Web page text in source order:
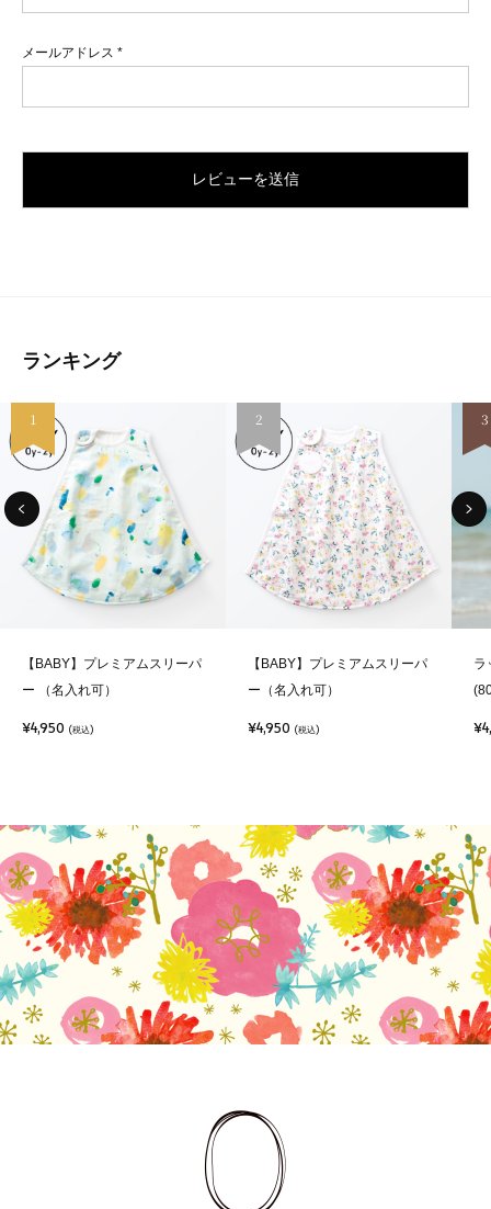
メールアドレス *
ランキング
1
【BABY】プレミアムスリーパ
ー （名入れ可）
¥4,950 (税込)
2
【BABY】プレミアムスリーパ
ー（名入れ可）
¥4,950 (税込)
3
ラ